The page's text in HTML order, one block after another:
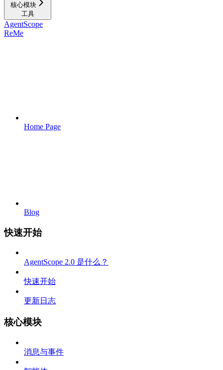
核心模块
工具
AgentScope
ReMe
Home Page
Blog
快速开始
AgentScope 2.0 是什么？
快速开始
更新日志
核心模块
消息与事件